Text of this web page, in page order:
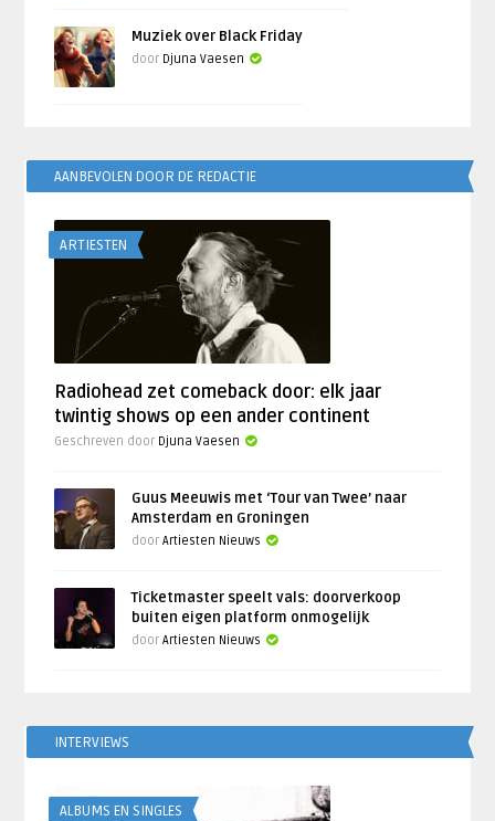
Muziek over Black Friday
door Djuna Vaesen
AANBEVOLEN DOOR DE REDACTIE
ARTIESTEN
Radiohead zet comeback door: elk jaar
twintig shows op een ander continent
Geschreven door Djuna Vaesen
Guus Meeuwis met ‘Tour van Twee’ naar
Amsterdam en Groningen
doorArtiesten Nieuws
Ticketmaster speelt vals: doorverkoop
buiten eigen platform onmogelijk
doorArtiesten Nieuws
INTERVIEWS
ALBUMS EN SINGLES